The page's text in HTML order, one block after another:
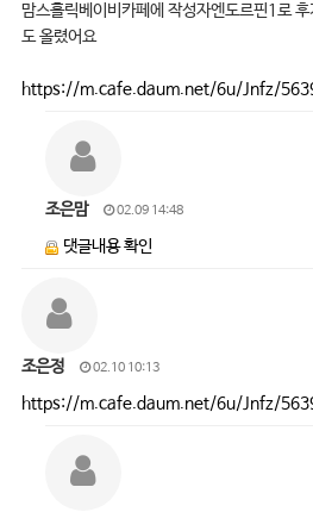
맘스홀릭베이비카페에 작성자엔도르핀1로 후
도 올렸어요
https://m.cafe.daum.net/6u/Jnfz/
조은맘 02.09 14:48
댓글내용 확인
조은정 02.10 10:13
https://m.cafe.daum.net/6u/Jnfz/